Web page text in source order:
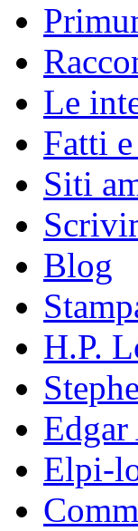
Le
Fatti
Siti
Blog
H.P.
Elpi-